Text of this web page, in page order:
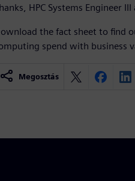
HPC Systems Engineer III
the fact sheet to find
spend with business
Megosztás